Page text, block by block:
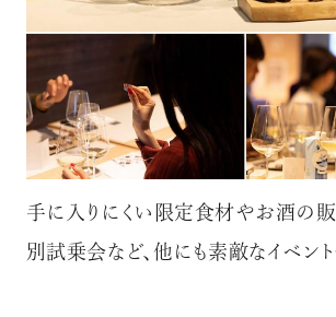
手に入りにくい限定食材やお酒の
別試乗会など、他にも素敵なイベント